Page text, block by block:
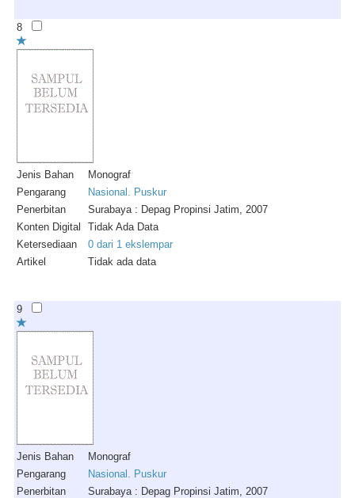
8
Jenis Bahan
Monograf
Pengarang
Nasional. Puskur
Penerbitan
Surabaya : Depag Propinsi Jatim, 2007
Konten Digital
Tidak Ada Data
Ketersediaan
0 dari 1 ekslempar
Artikel
Tidak ada data
9
Jenis Bahan
Monograf
Pengarang
Nasional. Puskur
Penerbitan
Surabaya : Depag Propinsi Jatim, 2007